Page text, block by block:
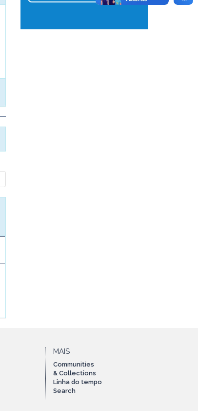
MAIS
Communities
& Collections
Linha do tempo
Search